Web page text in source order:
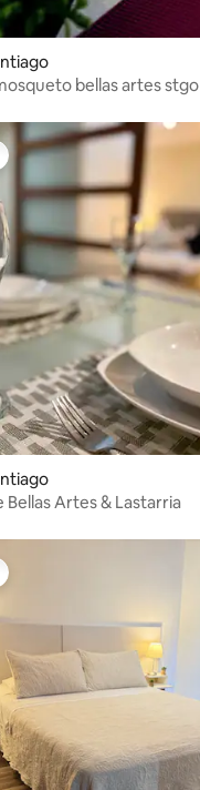
bellas artes stgo
Bellas Artes & Lastarria